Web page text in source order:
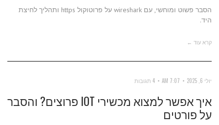
הסבר פשוט ומוחשי, עם wireshark על פרוטוקול https ותהליך לחיצת
היד.
קרא עוד ←
יולי 6, 2025 7:07 AM 4 תגובות
איך אפשר למצוא מכשירי IOT פרוצים? והסבר
על פורטים